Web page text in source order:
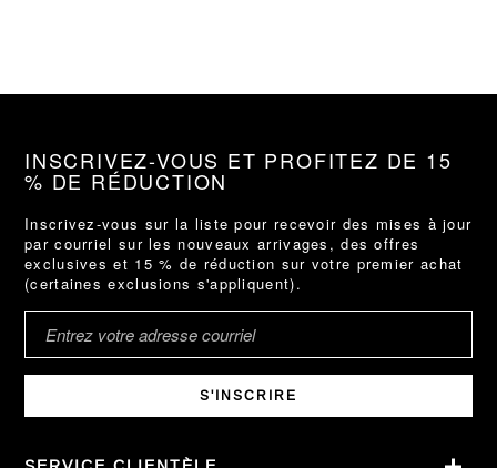
INSCRIVEZ-VOUS ET PROFITEZ DE 15
% DE RÉDUCTION
Inscrivez-vous sur la liste pour recevoir des mises à jour
par courriel sur les nouveaux arrivages, des offres
exclusives et 15 % de réduction sur votre premier achat
(certaines exclusions s'appliquent).
S'INSCRIRE